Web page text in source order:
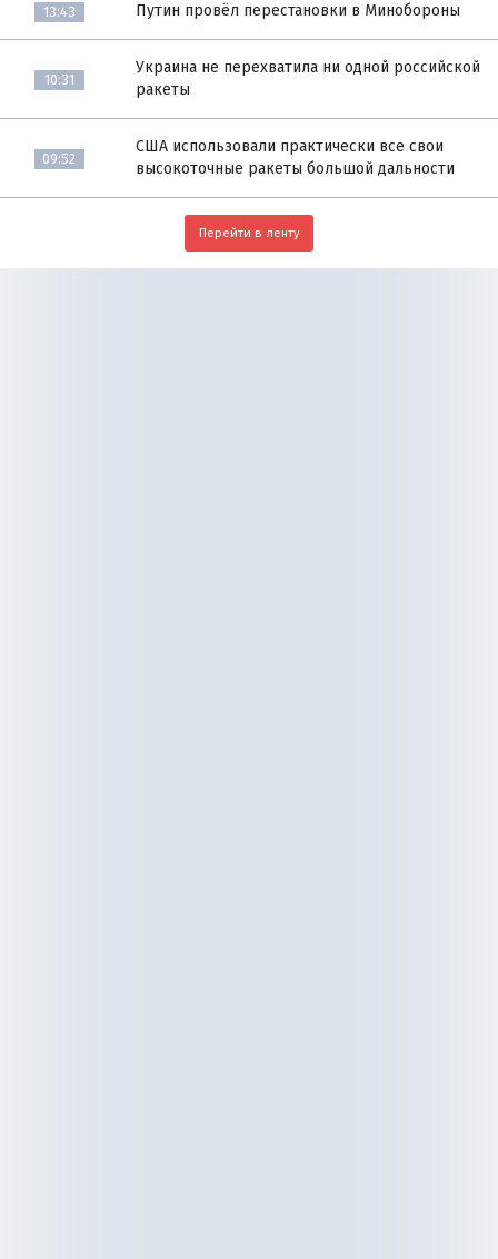
13:43 Путин провёл перестановки в Минобороны
10:31
Украина не перехватила ни одной российской
ракеты
09:52
США использовали практически все свои
высокоточные ракеты большой дальности
Перейти в ленту